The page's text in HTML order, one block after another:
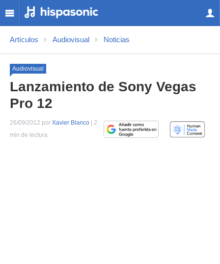
Artículos Audiovisual Noticias
Audiovisual
Lanzamiento de Sony Vegas
Pro 12
26/09/2012 por Xavier Blanco | 2
min de lectura